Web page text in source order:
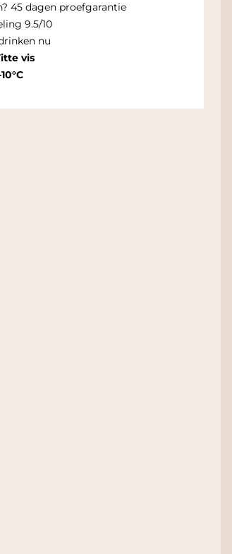
45 dagen proefgarantie
9.5/10
nu
vis